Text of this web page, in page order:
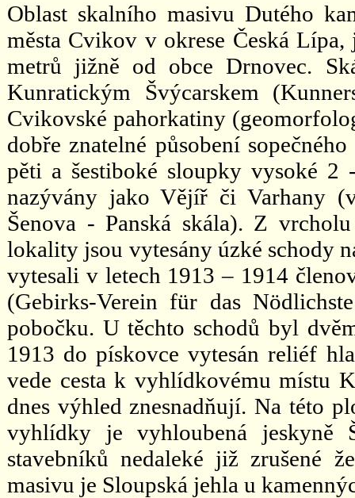
Oblast skalního masivu Dutého
města Cvikov v okrese Česká
metrů jižně od obce Drnovec.
Kunratickým Švýcarskem
Cvikovské pahorkatiny
dobře znatelné působení
pěti a šestiboké sloupky vysoké
nazývány jako Vějíř či Varhany
Šenova - Panská skála). Z
lokality jsou vytesány úzké schody
vytesali v letech 1913 – 1914
(Gebirks-Verein für das
pobočku. U těchto schodů byl
1913 do pískovce vytesán reliéf
vede cesta k vyhlídkovému místu
dnes výhled znesnadňují. Na této
vyhlídky je vyhloubená jeskyně
stavebníků nedaleké již zrušené
masivu je Sloupská jehla u